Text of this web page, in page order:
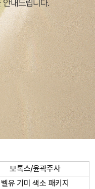
내드립니다.
보톡스/윤곽주사
벨유 기미 색소 패키지